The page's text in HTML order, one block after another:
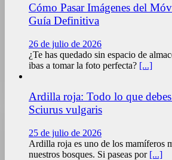
Cómo Pasar Imágenes del
Guía Definitiva
26 de julio de 2026
¿Te has quedado sin espacio de
ibas a tomar la foto perfecta? [...]
Ardilla roja: Todo lo que debes
Sciurus vulgaris
25 de julio de 2026
Ardilla roja es uno de los mamíferos
nuestros bosques. Si paseas por [...]